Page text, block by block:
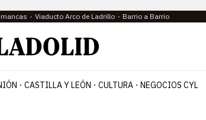
Viaducto Arco de Ladrillo Barrio a Barrio
CASTILLA Y LEÓN CULTURA NEGOCIOS CYL